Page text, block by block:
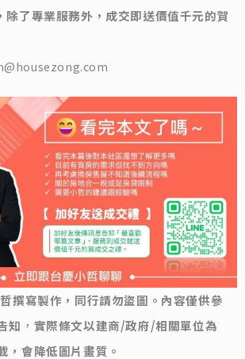
除了專業服務外，成交即送價值千元的賀
撰寫製作，同行請勿盜圖。內容僅供參
知 ， 實際條文以建商/政府/相關單位為
，會降低圖片畫質。